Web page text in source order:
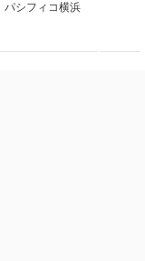
パシフィコ横浜